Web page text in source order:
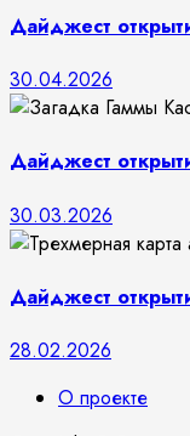
Дайджест
30.04.2026
Дайджест
30.03.2026
Дайджест
28.02.2026
О проекте